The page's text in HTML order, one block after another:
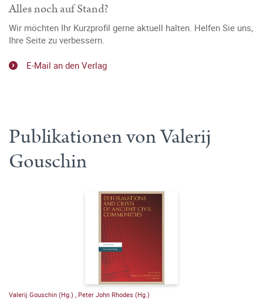
Alles noch auf Stand?
Wir möchten Ihr Kurzprofil gerne aktuell halten. Helfen Sie uns,
Ihre Seite zu verbessern.
E-Mail an den Verlag
Publikationen von Valerij
Gouschin
Valerij Gouschin (Hg.) Peter John Rhodes (Hg.)